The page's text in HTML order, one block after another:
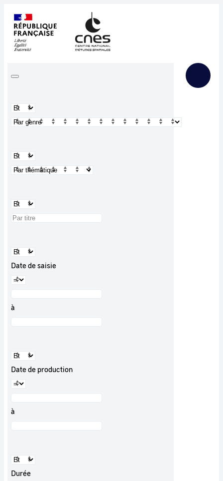
Date de saisie
à
Date de production
à
Durée